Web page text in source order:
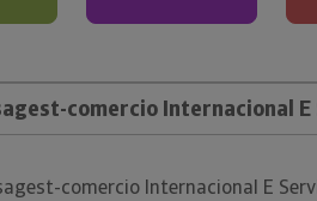
comercio Internacional E
comercio Internacional E